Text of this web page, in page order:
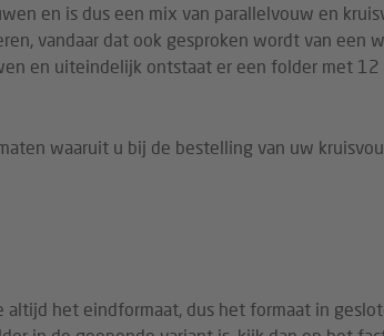
en is dus een mix van parallelvouw en
vandaar dat ook gesproken wordt van een
en uiteindelijk ontstaat er een folder met 12
waaruit u bij de bestelling van uw
altijd het eindformaat, dus het formaat in